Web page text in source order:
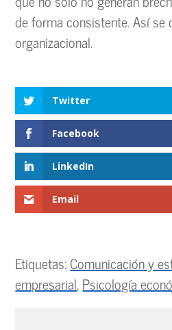
de forma consistente. Así se
organizacional.
Twitter
Facebook
LinkedIn
Email
Etiquetas:Comunicación y
empresarial,Psicología